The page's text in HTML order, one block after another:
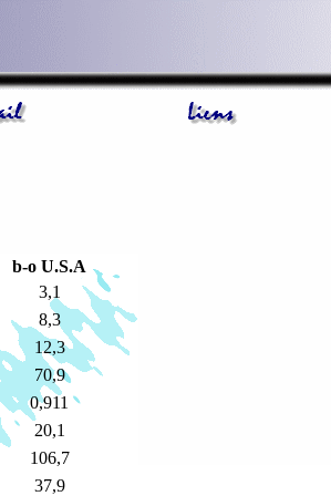
b-o U.S.A
3,1
8,3
12,3
70,9
0,911
20,1
106,7
37,9